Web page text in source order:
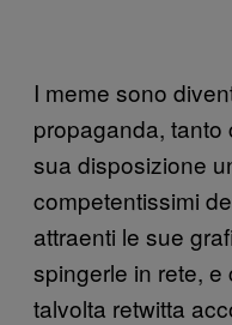
I meme sono
propaganda, tanto
sua disposizione
competentissimi
attraenti le sue
spingerle in rete, e
talvolta retwitta